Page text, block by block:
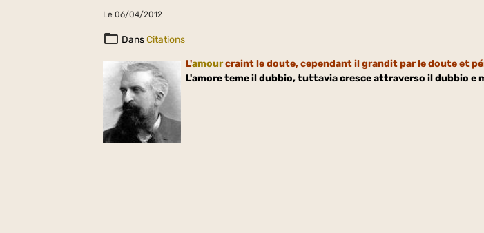
Le 06/04/2012
DansCitations
L'amourcraint le doute, cependant il grandit par le doute et
L'amore teme il dubbio, tuttavia cresce attraverso il dubbio e